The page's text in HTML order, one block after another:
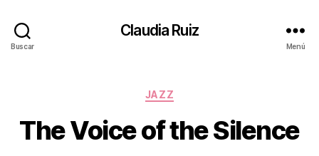
Buscar
Claudia Ruiz
Menú
Categorías
JAZZ
The Voice of the Silence